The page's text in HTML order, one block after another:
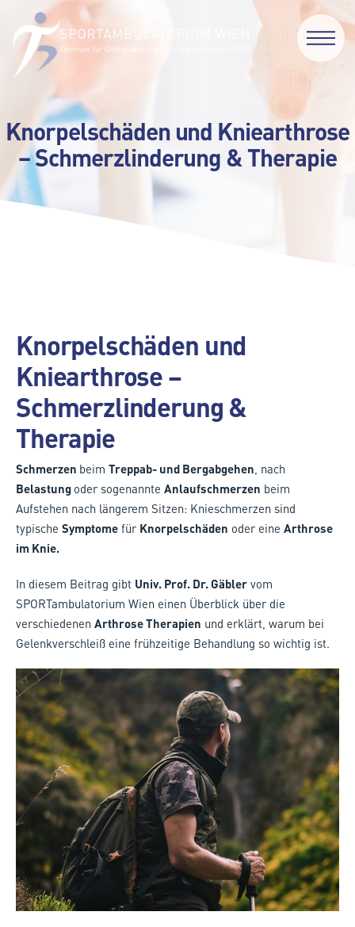
Knorpelschäden und Kniearthrose
– Schmerzlinderung & Therapie
Knorpelschäden und
Kniearthrose –
Schmerzlinderung &
Therapie
Schmerzen beim Treppab- und Bergabgehen , nach
Belastung oder sogenannte Anlaufschmerzen beim
Aufstehen nach längerem Sitzen: Knieschmerzen sind
typische Symptome für Knorpelschäden oder eine Arthrose
im Knie.
In diesem Beitrag gibt Univ. Prof. Dr. Gäbler vom
SPORTambulatorium Wien einen Überblick über die
verschiedenen Arthrose Therapien und erklärt, warum bei
Gelenkverschleiß eine frühzeitige Behandlung so wichtig ist.